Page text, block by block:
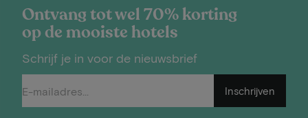
Ontvang tot wel 70% korting
op de mooiste hotels
Schrijf je in voor de nieuwsbrief
Inschrijven